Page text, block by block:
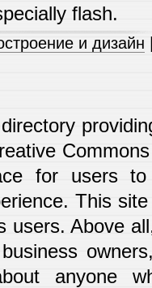
flash.
и дизайн
for users
This
users. Above
anyone